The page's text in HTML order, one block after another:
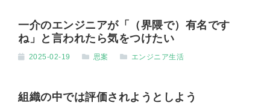
一介のエンジニアが「（界隈で）有名です
ね」と言われたら気をつけたい
2025-02-19 思案 エンジニア生活
組織の中では評価されようとしよう